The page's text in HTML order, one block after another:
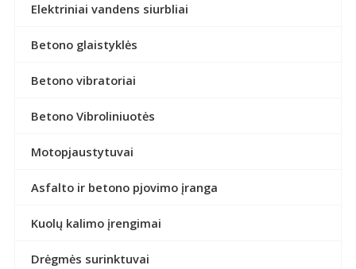
Elektriniai vandens siurbliai
Betono glaistyklės
Betono vibratoriai
Betono Vibroliniuotės
Motopjaustytuvai
Asfalto ir betono pjovimo įranga
Kuolų kalimo įrengimai
Drėgmės surinktuvai